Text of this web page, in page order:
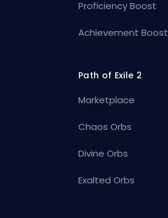
Proficiency Boost
Achievement Boost
Path of Exile 2
Marketplace
Chaos Orbs
Divine Orbs
Exalted Orbs